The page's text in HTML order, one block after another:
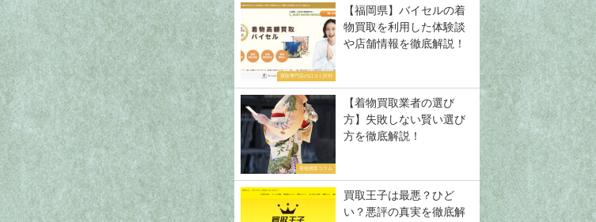
買取専門店の口コミ評判
【福岡県】バイセルの着
物買取を利用した体験談
や店舗情報を徹底解説！
着物買取コラム
【着物買取業者の選び
方】失敗しない賢い選び
方を徹底解説！
買取王子は最悪？ひど
い？悪評の真実を徹底解